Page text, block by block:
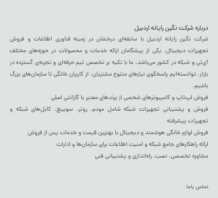
درباره شرکت نگین رایانه اردبیل
شرکت نگین رایانه اردبیل با سابقه‌ای درخشان در زمینه فناوری اطلاعات و فروش
تجهیزات دیجیتال، یکی از پیشگامان ارائه خدمات و محصولات در حوزه‌های مختلف
آی‌تی و شبکه در کشور می‌باشد. ما با تکیه بر تخصص تیم حرفه‌ای و تجربه‌ی گسترده در
بازار، توانسته‌ایم پاسخگوی نیازهای متنوع مشتریان، از کاربران خانگی تا سازمان‌های بزرگ
باشیم.
فروش لپ‌تاپ و کامپیوترهای شخصی از برندهای معتبر با گارانتی اصلی
فروش و پشتیبانی تجهیزات شبکه شامل مودم، روتر، سوییچ، کابل‌های شبکه و
تجهیزات پیشرفته
فروش لوازم خانگی هوشمند و دیجیتال با بهترین قیمت و خدمات پس از فروش
ارائه راهکارهای جامع شبکه و امنیت اطلاعات برای سازمان‌ها و ادارات
مشاوره تخصصی، نصب، راه‌اندازی و پشتیبانی فنی
تماس باما